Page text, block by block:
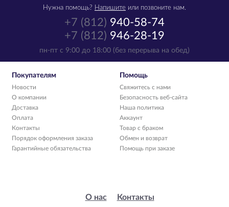
+7 (812) 940-58-74
+7 (812) 946-28-19
пн-пт с 9:00 до 18:00 (без перерыва на обед)
Нужна помощь? Напишите или позвоните нам.
Покупателям
Новости
О компании
Доставка
Оплата
Контакты
Порядок оформления заказа
Гарантийные обязательства
Помощь
Свяжитесь с нами
Безопасность веб-сайта
Наша политика
Аккаунт
Товар с браком
Обмен и возврат
Помощь при заказе
О нас Контакты